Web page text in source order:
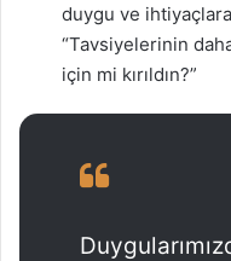
duygu ve
“Tavsiyelerinin
için mi kırıldın?”